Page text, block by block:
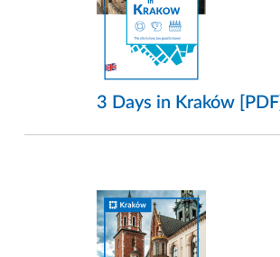
3 Days in Kraków [PDF]